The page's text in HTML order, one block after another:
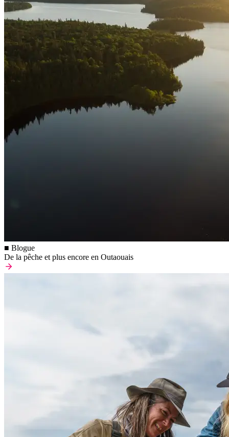
■ Blogue
De la pêche et plus encore en Outaouais